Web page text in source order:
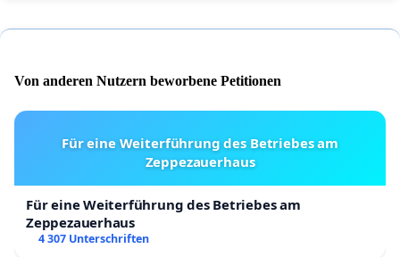
Von anderen Nutzern beworbene Petitionen
Für eine Weiterführung des Betriebes am
Zeppezauerhaus
Für eine Weiterführung des Betriebes am
Zeppezauerhaus
4 307 Unterschriften